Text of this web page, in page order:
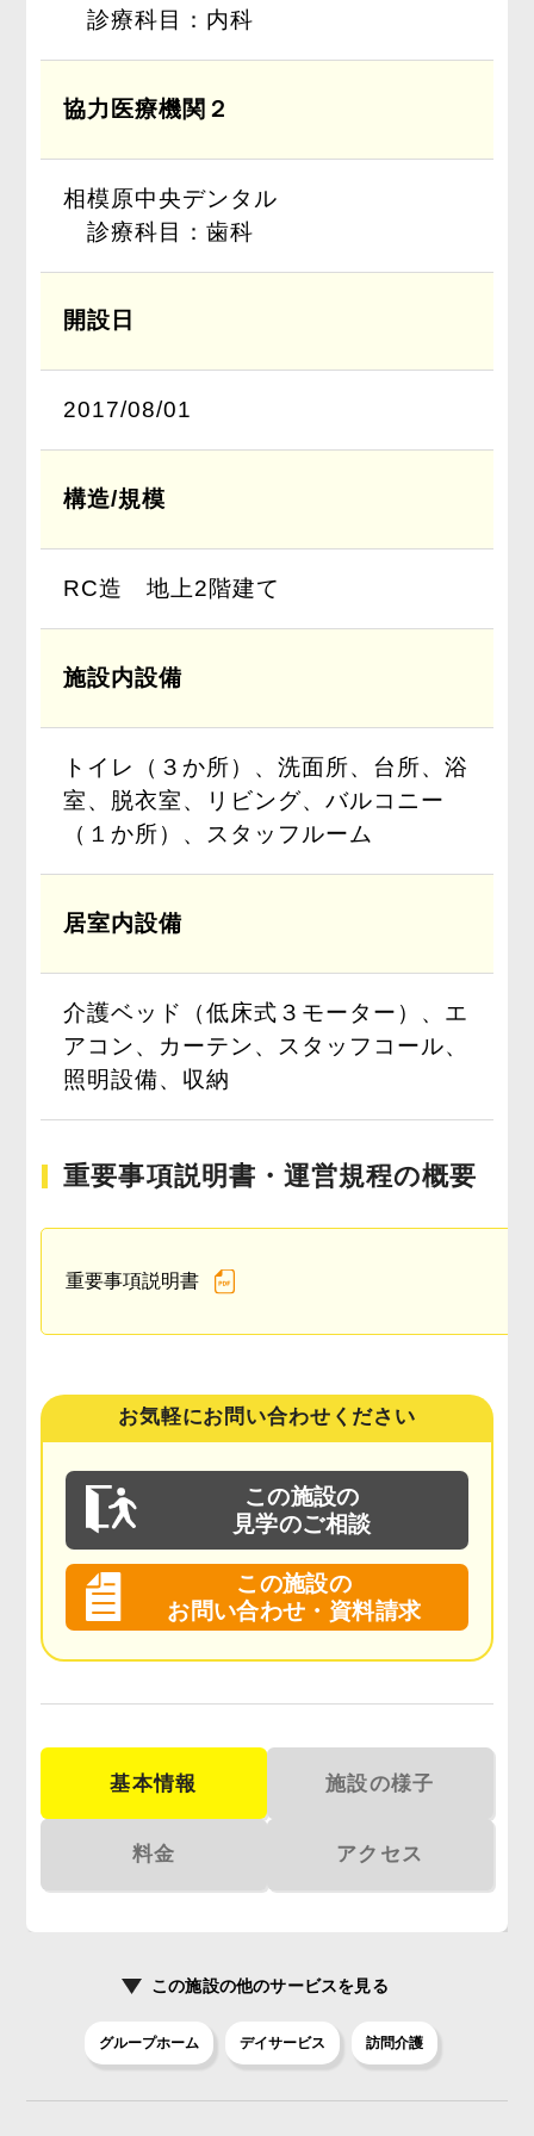
診療科目：内科
協力医療機関２
相模原中央デンタル
診療科目：歯科
開設日
2017/08/01
構造/規模
RC造 地上2階建て
施設内設備
トイレ（３か所）、洗面所、台所、浴
室、脱衣室、リビング、バルコニー
（１か所）、スタッフルーム
居室内設備
介護ベッド（低床式３モーター）、エ
アコン、カーテン、スタッフコール、
照明設備、収納
重要事項説明書・運営規程の概要
重要事項説明書
お気軽にお問い合わせください
この施設の
見学のご相談
この施設の
お問い合わせ・資料請求
基本情報 施設の様子
料金 アクセス
この施設の他のサービスを見る
グループホーム デイサービス 訪問介護